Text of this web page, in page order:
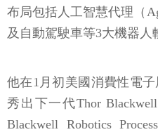
布局包括人工智慧代理（
及自動駕駛車等3大機器人
他在1月初美國消費性電
秀出下一代Thor
Blackwell Robotics